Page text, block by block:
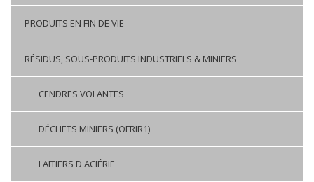
PRODUITS EN FIN DE VIE
RÉSIDUS, SOUS-PRODUITS INDUSTRIELS & MINIERS
CENDRES VOLANTES
DÉCHETS MINIERS (OFRIR1)
LAITIERS D'ACIÉRIE